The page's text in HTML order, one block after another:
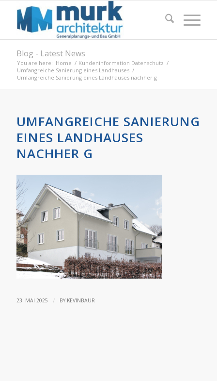
Blog - Latest News
You are here: Home / Kundeninformation Datenschutz /
Umfangreiche Sanierung eines Landhauses /
Umfangreiche Sanierung eines Landhauses nachher g
UMFANGREICHE SANIERUNG
EINES LANDHAUSES
NACHHER G
23. MAI 2025 / BY KEVINBAUR